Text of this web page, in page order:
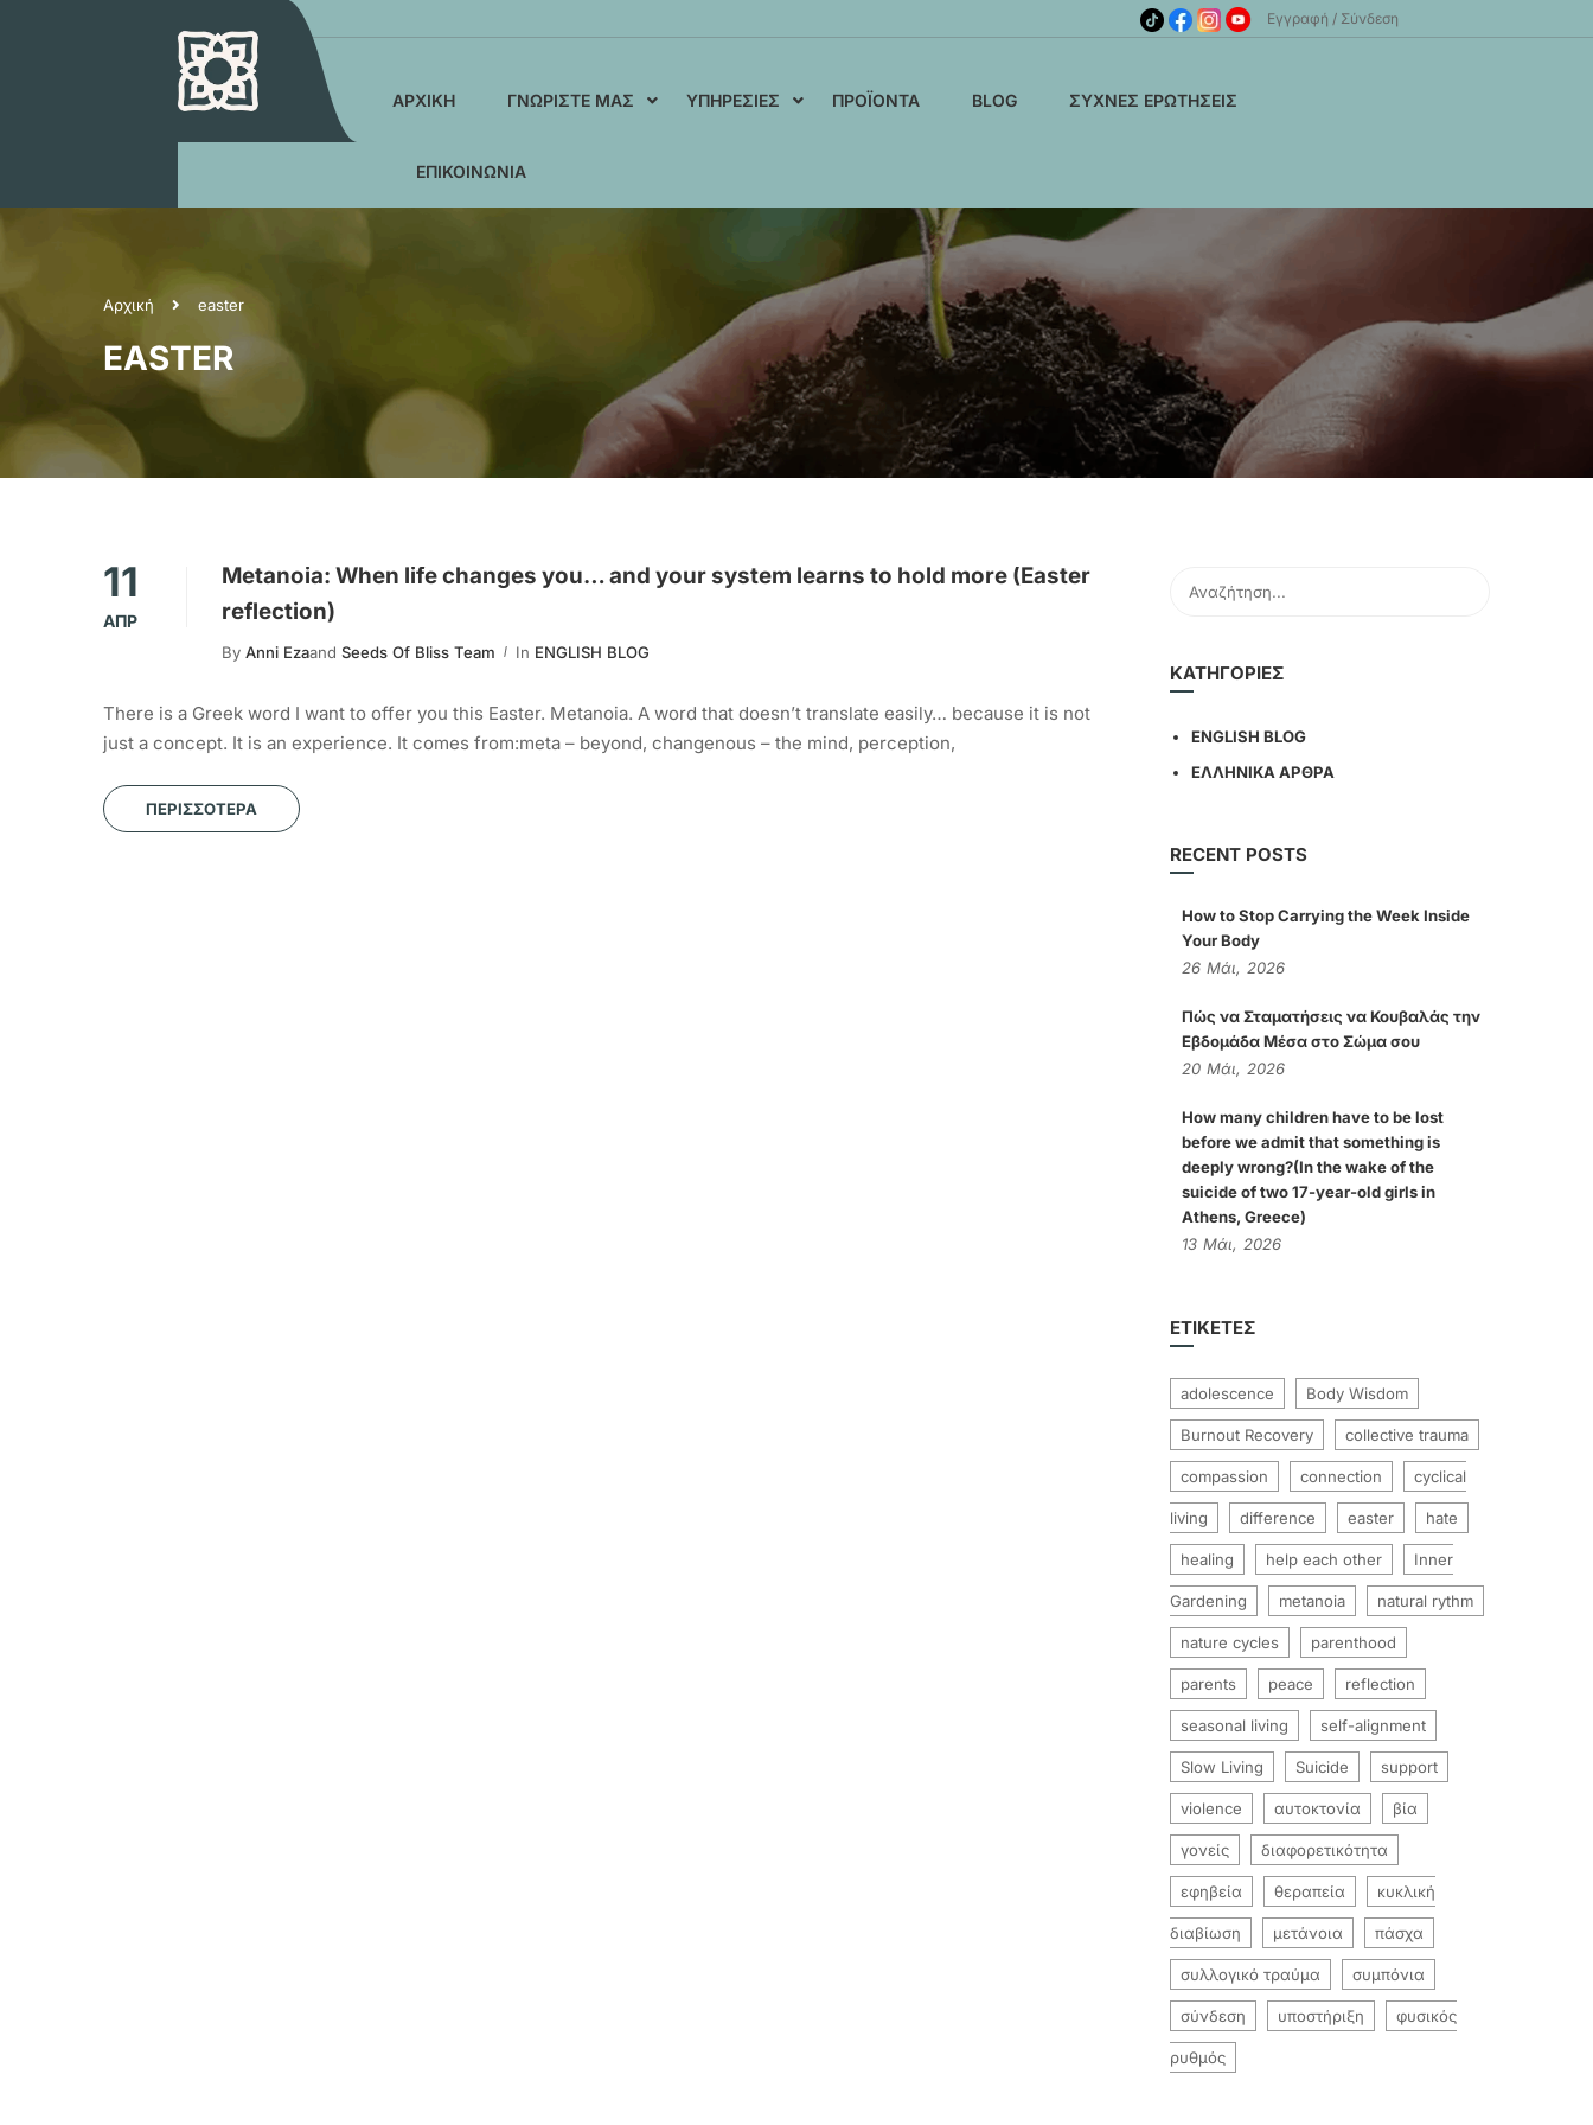
Εγγραφή Σύνδεση
ΑΡΧΙΚΉ ΓΝΩΡΊΣΤΕ ΜΑΣ ΥΠΗΡΕΣΊΕΣ ΠΡΟΪΌΝΤΑ BLOG ΣΥΧΝΈΣ ΕΡΩΤΉΣΕΙΣ
ΕΠΙΚΟΙΝΩΝΊΑ
Αρχική easter
EASTER
11
ΑΠΡ
Metanoia: When life changes you… and your system learns to hold more (Easter
reflection)
By Anni Ezaand Seeds Of Bliss Team In ENGLISH BLOG
There is a Greek word I want to offer you this Easter. Metanoia. A word that doesn’t translate easily… because it is not
just a concept. It is an experience. It comes from:meta – beyond, changenous – the mind, perception,
ΠΕΡΙΣΣΌΤΕΡΑ
KΑΤΗΓΟΡΊΕΣ
ENGLISH BLOG
ΕΛΛΗΝΙΚΑ ΑΡΘΡΑ
RECENT POSTS
How to Stop Carrying the Week Inside
Your Body
26 Μάι, 2026
Πώς να Σταματήσεις να Κουβαλάς την
Εβδομάδα Μέσα στο Σώμα σου
20 Μάι, 2026
How many children have to be lost
before we admit that something is
deeply wrong?(In the wake of the
suicide of two 17-year-old girls in
Athens, Greece)
13 Μάι, 2026
ΕΤΙΚΈΤΕΣ
adolescence Body Wisdom
Burnout Recovery collective trauma
compassion connection cyclical
living difference easter hate
healing help each other Inner
Gardening metanoia natural rythm
nature cycles parenthood
parents peace reflection
seasonal living self-alignment
Slow Living Suicide support
violence αυτοκτονία βία
γονείς διαφορετικότητα
εφηβεία θεραπεία κυκλική
διαβίωση μετάνοια πάσχα
συλλογικό τραύμα συμπόνια
σύνδεση υποστήριξη φυσικός
ρυθμός